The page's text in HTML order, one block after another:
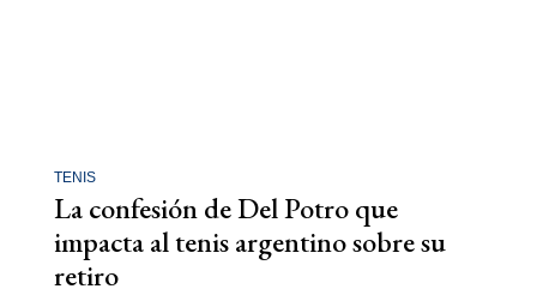
TENIS
La confesión de Del Potro que
impacta al tenis argentino sobre su
retiro